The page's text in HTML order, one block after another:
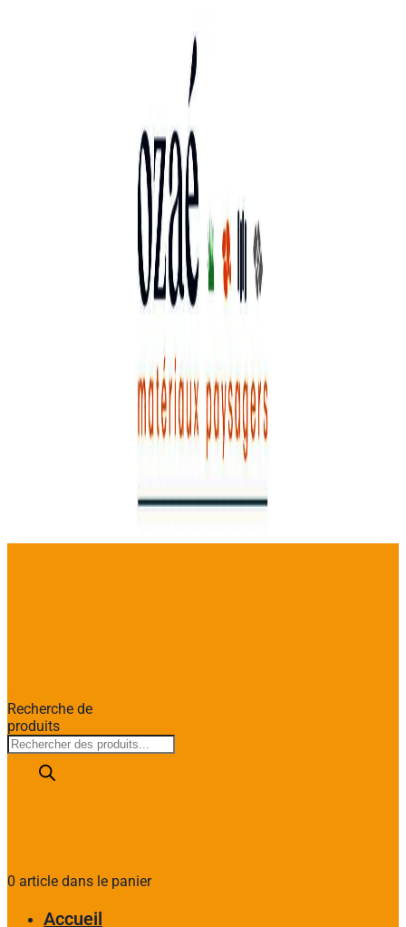
Recherche de
produits
0 article dans le panier
Accueil